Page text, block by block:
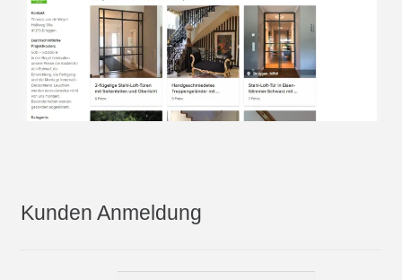
Kunden Anmeldung